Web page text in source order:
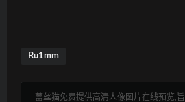
Ru1mm
蕾丝猫免费提供高清人像图片在线预览,